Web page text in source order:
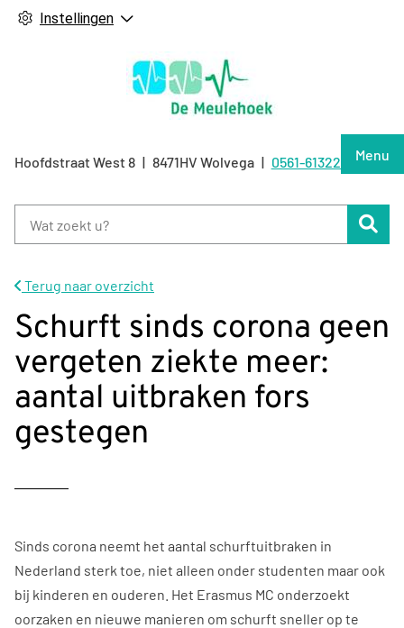
Instellingen
Menu
Hoofdstraat West8 8471HV Wolvega Tel:
0561-613226
Terug naar overzicht
Schurft sinds corona geen
vergeten ziekte meer:
aantal uitbraken fors
gestegen
Sinds corona neemt het aantal schurftuitbraken in
Nederland sterk toe, niet alleen onder studenten maar ook
bij kinderen en ouderen. Het Erasmus MC onderzoekt
oorzaken en nieuwe manieren om schurft sneller op te